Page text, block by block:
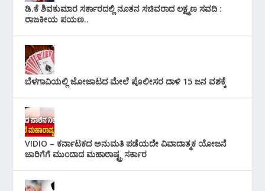
ಡಿ.ಕೆ ಶಿವಕುಮಾರ ಸರ್ಕಾರದಲ್ಲಿ ನೂತನ ಸಚಿವರಾದ ಲಕ್ಷ್ಮಣ ಸವದಿ :
ರಾಜಕೀಯ ಪಯಣ..
ಬೆಳಗಾವಿಯಲ್ಲಿ ಜೋಜಾಟದ ಮೇಲೆ ಪೊಲೀಸರ ದಾಳಿ 15 ಜನ ವಶಕ್ಕೆ
VIDIO – ಕರ್ನಾಟಕದ ಅನುಮತಿ ಪಡೆಯದೇ ವಿವಾದಾತ್ಮಕ ಯೋಜನೆ
ಜಾರಿಗೆಗೆ ಮುಂದಾದ ಮಹಾರಾಷ್ಟ್ರ ಸರ್ಕಾರ